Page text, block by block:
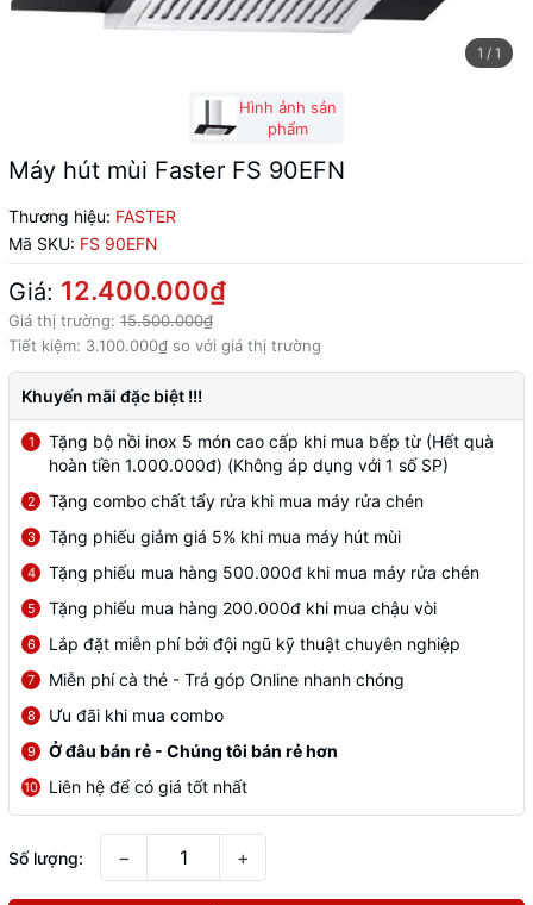
1 / 1
Hình ảnh sản
phẩm
Máy hút mùi Faster FS 90EFN
Thương hiệu: FASTER
Mã SKU: FS 90EFN
Giá: 12.400.000₫
Giá thị trường: 15.500.000₫
Tiết kiệm: 3.100.000₫ so với giá thị trường
Khuyến mãi đặc biệt !!!
1
Tặng bộ nồi inox 5 món cao cấp khi mua bếp từ (Hết quà
hoàn tiền 1.000.000đ) (Không áp dụng với 1 số SP)
2 Tặng combo chất tẩy rửa khi mua máy rửa chén
3 Tặng phiếu giảm giá 5% khi mua máy hút mùi
4 Tặng phiếu mua hàng 500.000đ khi mua máy rửa chén
5 Tặng phiếu mua hàng 200.000đ khi mua chậu vòi
6 Lắp đặt miễn phí bởi đội ngũ kỹ thuật chuyên nghiệp
7 Miễn phí cà thẻ - Trả góp Online nhanh chóng
8 Ưu đãi khi mua combo
9 Ở đâu bán rẻ - Chúng tôi bán rẻ hơn
10 Liên hệ để có giá tốt nhất
Số lượng: − +